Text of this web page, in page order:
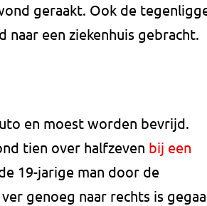
geraakt. Ook de
naar een ziekenhuis gebracht.
en moest worden bevrijd.
tien over halfzeven bij een
19-jarige man door de
genoeg naar rechts is